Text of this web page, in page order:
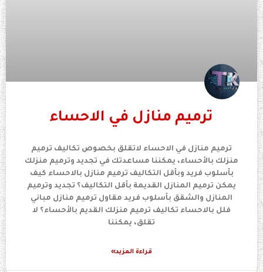
ترميم منازل في الاحساء
ترميم منازل في الاحساء لاتقلق بخصوص تكاليف ترميم
منزلك بالأحساء، يمكننا مساعدتك في تجديد وترميم منزلك
بأسلوب فريد وبأقل التكاليف ترميم منازل بالاحساء كيف
يمكن ترميم المنازل القديمة بأقل التكاليف؟ تجديد وترميم
المنازل والشقق بأسلوب فريد مقاول ترميم منازل مباني
فلل بالاحساء تكاليف ترميم منزلك القديم بالأحساء؟ لا
تقلق، يمكننا
قراءة المزيد»